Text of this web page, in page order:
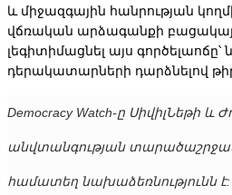
և միջազգային հանրության
վճռական արձագանքի
լեգիտիմացնել այս գործելաոճը՝
դերակատարների դարձնելով
Democracy Watch-ը ՍիվիլՆեթի
անվտանգության
համատեղ նախաձեռնությունն է: